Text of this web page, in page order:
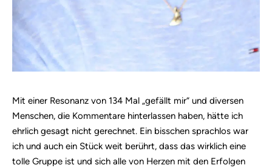
Mit einer Resonanz von 134 Mal „gefällt mir“ und diversen
Menschen, die Kommentare hinterlassen haben, hätte ich
ehrlich gesagt nicht gerechnet. Ein bisschen sprachlos war
ich und auch ein Stück weit berührt, dass das wirklich eine
tolle Gruppe ist und sich alle von Herzen mit den Erfolgen